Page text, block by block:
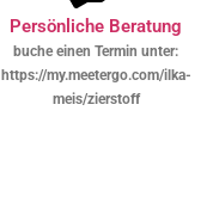
Persönliche Beratung
buche einen Termin unter:
https://my.meetergo.com/ilka-
meis/zierstoff